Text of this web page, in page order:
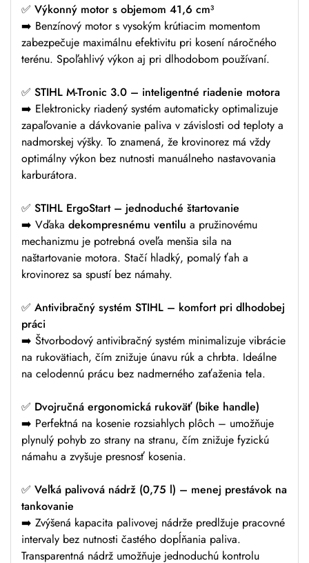
✅ Výkonný motor s objemom 41,6 cm³
➡️ Benzínový motor s vysokým krútiacim momentom
zabezpečuje maximálnu efektivitu pri kosení náročného
terénu. Spoľahlivý výkon aj pri dlhodobom používaní.
✅ STIHL M-Tronic 3.0 – inteligentné riadenie motora
➡️ Elektronicky riadený systém automaticky optimalizuje
zapaľovanie a dávkovanie paliva v závislosti od teploty a
nadmorskej výšky. To znamená, že krovinorez má vždy
optimálny výkon bez nutnosti manuálneho nastavovania
karburátora.
✅ STIHL ErgoStart – jednoduché štartovanie
➡️ Vďaka dekompresnému ventilu a pružinovému
mechanizmu je potrebná oveľa menšia sila na
naštartovanie motora. Stačí hladký, pomalý ťah a
krovinorez sa spustí bez námahy.
✅ Antivibračný systém STIHL – komfort pri dlhodobej
práci
➡️ Štvorbodový antivibračný systém minimalizuje vibrácie
na rukovätiach, čím znižuje únavu rúk a chrbta. Ideálne
na celodennú prácu bez nadmerného zaťaženia tela.
✅ Dvojručná ergonomická rukoväť (bike handle)
➡️ Perfektná na kosenie rozsiahlych plôch – umožňuje
plynulý pohyb zo strany na stranu, čím znižuje fyzickú
námahu a zvyšuje presnosť kosenia.
✅ Veľká palivová nádrž (0,75 l) – menej prestávok na
tankovanie
➡️ Zvýšená kapacita palivovej nádrže predlžuje pracovné
intervaly bez nutnosti častého dopĺňania paliva.
Transparentná nádrž umožňuje jednoduchú kontrolu